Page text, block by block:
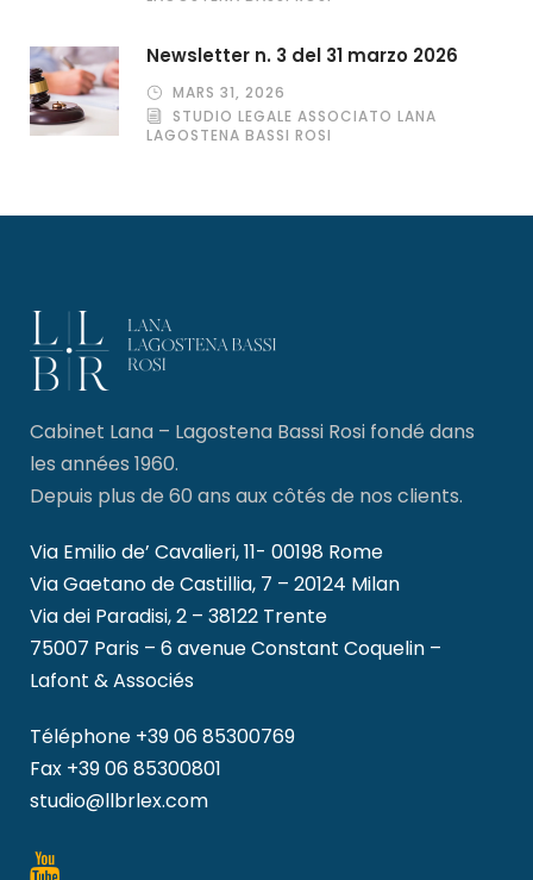
Newsletter n. 3 del 31 marzo 2026
MARS 31, 2026
STUDIO LEGALE ASSOCIATO LANA
LAGOSTENA BASSI ROSI
Cabinet Lana – Lagostena Bassi Rosi fondé dans
les années 1960.
Depuis plus de 60 ans aux côtés de nos clients.
Via Emilio de’ Cavalieri, 11- 00198 Rome
Via Gaetano de Castillia, 7 – 20124 Milan
Via dei Paradisi, 2 – 38122 Trente
75007 Paris – 6 avenue Constant Coquelin –
Lafont & Associés
Téléphone +39 06 85300769
Fax +39 06 85300801
studio@llbrlex.com